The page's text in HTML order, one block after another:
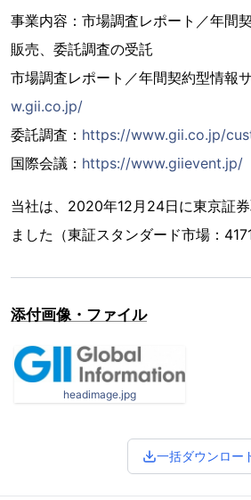
事業内容：市場調査レポート／年間
販売、委託調査の受託
市場調査レポート／年間契約型情報
w.gii.co.jp/
委託調査： https://www.gii.co.jp/
国際会議： https://www.giievent.jp/
当社は、2020年12月24日に東京証
ました（東証スタンダード市場：4171
添付画像・ファイル
headimage.jpg
一括ダウンロー